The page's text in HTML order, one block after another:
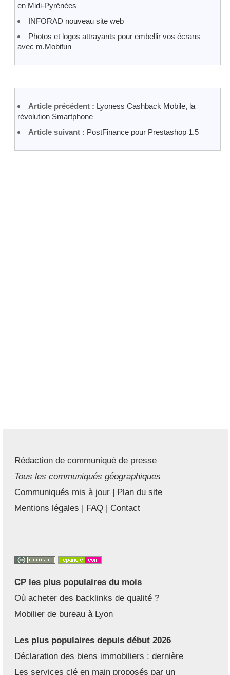
en Midi-Pyrénées
INFORAD nouveau site web
Photos et logos attrayants pour embellir vos écrans
avec m.Mobifun
Article précédent : Lyoness Cashback Mobile, la
révolution Smartphone
Article suivant : PostFinance pour Prestashop 1.5
Rédaction de communiqué de presse
Tous les communiqués géographiques
Communiqués mis à jour | Plan du site
Mentions légales | FAQ | Contact
CP les plus populaires du mois
Où acheter des backlinks de qualité ?
Mobilier de bureau à Lyon
Les plus populaires depuis début 2026
Déclaration des biens immobiliers : dernière
Les services clé en main proposés par un